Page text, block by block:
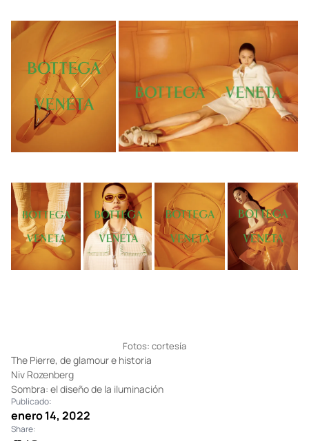
Fotos: cortesía
The Pierre, de glamour e historia
Niv Rozenberg
Sombra: el diseño de la iluminación
Publicado:
enero 14, 2022
Share: